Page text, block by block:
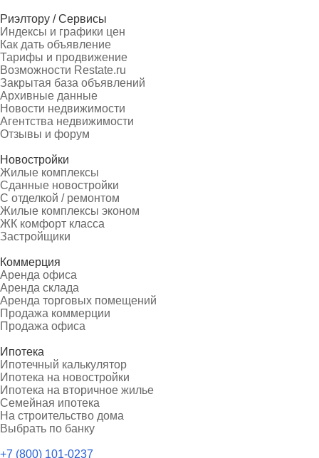
Риэлтору / Сервисы
Индексы и графики цен
Как дать объявление
Тарифы и продвижение
Возможности Restate.ru
Закрытая база объявлений
Архивные данные
Новости недвижимости
Агентства недвижимости
Отзывы и форум
Новостройки
Жилые комплексы
Сданные новостройки
С отделкой / ремонтом
Жилые комплексы эконом
ЖК комфорт класса
Застройщики
Коммерция
Аренда офиса
Аренда склада
Аренда торговых помещений
Продажа коммерции
Продажа офиса
Ипотека
Ипотечный калькулятор
Ипотека на новостройки
Ипотека на вторичное жилье
Семейная ипотека
На строительство дома
Выбрать по банку
+7 (800) 101-0237